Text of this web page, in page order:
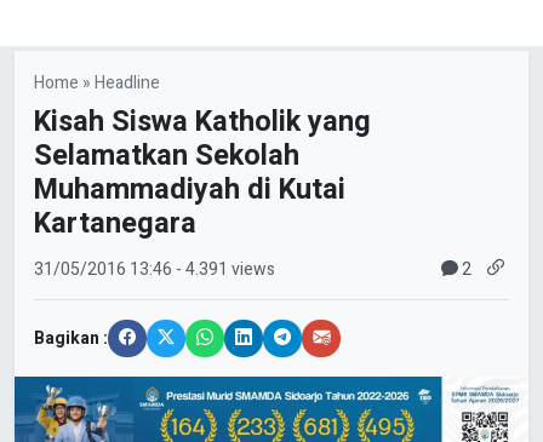
Home »Headline
Kisah Siswa Katholik yang
Selamatkan Sekolah
Muhammadiyah di Kutai
Kartanegara
31/05/2016 13:46 - 4.391 views 2
Bagikan :